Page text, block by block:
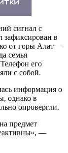
сигнал с
зафиксирован в
от горы Алат —
семья
его
с собой.
информация о
однако в
опровергли.
предмет
—